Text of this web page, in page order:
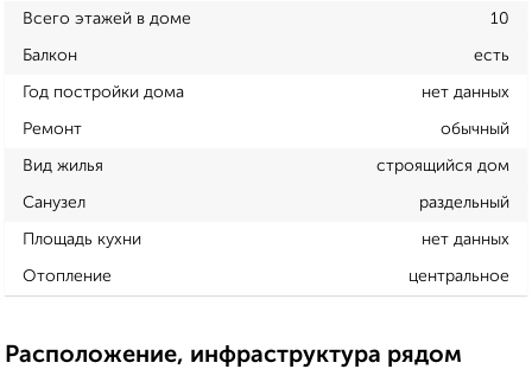
Всего этажей в доме 10
Балкон есть
Год постройки дома нет данных
Ремонт обычный
Вид жилья строящийся дом
Санузел раздельный
Площадь кухни нет данных
Отопление центральное
Расположение, инфраструктура рядом